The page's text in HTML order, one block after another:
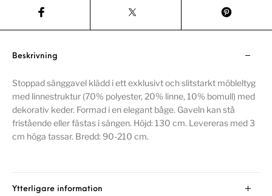
Beskrivning
Stoppad sänggavel klädd i ett exklusivt och slitstarkt möbleltyg
med linnestruktur (70% polyester, 20% linne, 10% bomull) med
dekorativ keder. Formad i en elegant båge. Gaveln kan stå
fristående eller fästas i sängen. Höjd: 130 cm. Levereras med 3
cm höga tassar. Bredd: 90-210 cm.
Ytterligare information